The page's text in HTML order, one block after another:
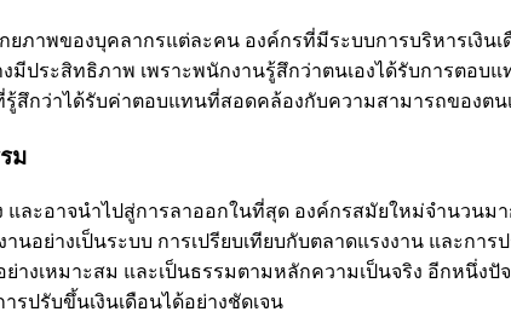
ภาพของบุคลากรแต่ละคน องค์กรที่มีระบบการบริหารเงิ
ประสิทธิภาพ เพราะพนักงานรู้สึกว่าตนเองได้รับการตอบ
สึกว่าได้รับค่าตอบแทนที่สอดคล้องกับความสามารถของตน
ม
ละอาจนำไปสู่การลาออกในที่สุด องค์กรสมัยใหม่จำนวนม
อย่างเป็นระบบ การเปรียบเทียบกับตลาดแรงงาน และกา
งเหมาะสม และเป็นธรรมตามหลักความเป็นจริง อีกหนึ่ง
ปรับขึ้นเงินเดือนได้อย่างชัดเจน